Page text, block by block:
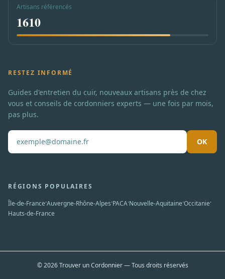
Artisans référencés
1610
RESTEZ INFORMÉ
Guides d'entretien du cuir, nouveaux artisans près de chez
vous et conseils de cordonniers experts — une fois par mois,
pas plus.
OK
RÉGIONS POPULAIRES
Île-de-France·Auvergne-Rhône-Alpes·PACA·Nouvelle-Aquitaine·Occitanie·
Hauts-de-France
© 2026 Trouver un Cordonnier — Tous droits réservés